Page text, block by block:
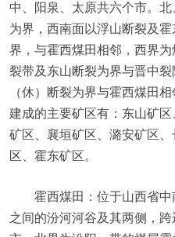
中、阳泉、太原共六个市。
为界，西南面以浮山断裂及
界，与霍西煤田相邻，西界
裂带及东山断裂为界与晋中
（休）断裂为界与霍西煤田
建成的主要矿区有：东山矿
矿区、襄垣矿区、潞安矿区
区、霍东矿区。
霍西煤田：位于山西省
之间的汾河河谷及其两侧，